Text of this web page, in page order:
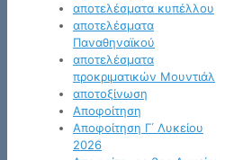
αποτελέσματα κυπέλλου
αποτελέσματα
Παναθηναϊκού
αποτελέσματα
προκριματικών Μουντιάλ
αποτοξίνωση
Αποφοίτηση
Αποφοίτηση Γ΄ Λυκείου
2026